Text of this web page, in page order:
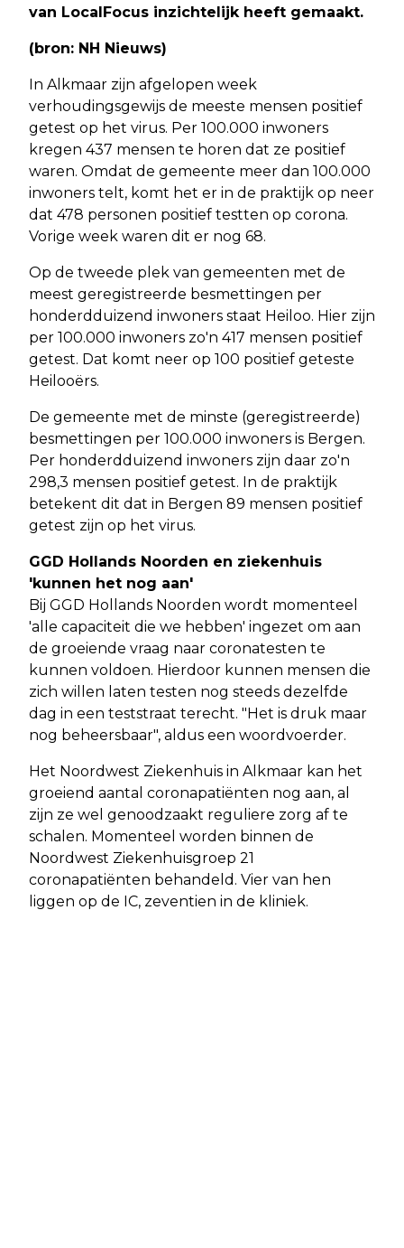
van LocalFocus inzichtelijk heeft gemaakt.
(bron: NH Nieuws)
In Alkmaar zijn afgelopen week
verhoudingsgewijs de meeste mensen positief
getest op het virus. Per 100.000 inwoners
kregen 437 mensen te horen dat ze positief
waren. Omdat de gemeente meer dan 100.000
inwoners telt, komt het er in de praktijk op neer
dat 478 personen positief testten op corona.
Vorige week waren dit er nog 68.
Op de tweede plek van gemeenten met de
meest geregistreerde besmettingen per
honderdduizend inwoners staat Heiloo. Hier zijn
per 100.000 inwoners zo'n 417 mensen positief
getest. Dat komt neer op 100 positief geteste
Heilooërs.
De gemeente met de minste (geregistreerde)
besmettingen per 100.000 inwoners is Bergen.
Per honderdduizend inwoners zijn daar zo'n
298,3 mensen positief getest. In de praktijk
betekent dit dat in Bergen 89 mensen positief
getest zijn op het virus.
GGD Hollands Noorden en ziekenhuis
'kunnen het nog aan'
Bij GGD Hollands Noorden wordt momenteel
'alle capaciteit die we hebben' ingezet om aan
de groeiende vraag naar coronatesten te
kunnen voldoen. Hierdoor kunnen mensen die
zich willen laten testen nog steeds dezelfde
dag in een teststraat terecht. "Het is druk maar
nog beheersbaar", aldus een woordvoerder.
Het Noordwest Ziekenhuis in Alkmaar kan het
groeiend aantal coronapatiënten nog aan, al
zijn ze wel genoodzaakt reguliere zorg af te
schalen. Momenteel worden binnen de
Noordwest Ziekenhuisgroep 21
coronapatiënten behandeld. Vier van hen
liggen op de IC, zeventien in de kliniek.